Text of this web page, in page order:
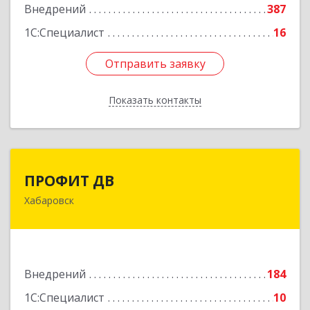
Внедрений
387
1С:Специалист
16
Отправить заявку
Показать контакты
Подробнее
Отправить заявку
Назад
ПРОФИТ ДВ
Хабаровск
Внедрений
184
1С:Специалист
10
680000, Хабаровский край, Хабаровск г,